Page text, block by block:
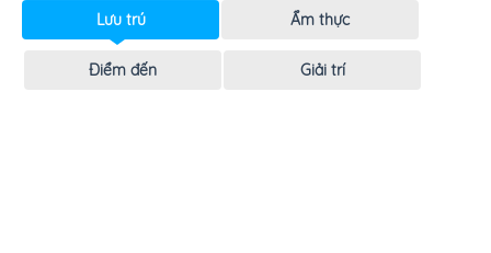
Lưu trú Ẩm thực
Điểm đến Giải trí